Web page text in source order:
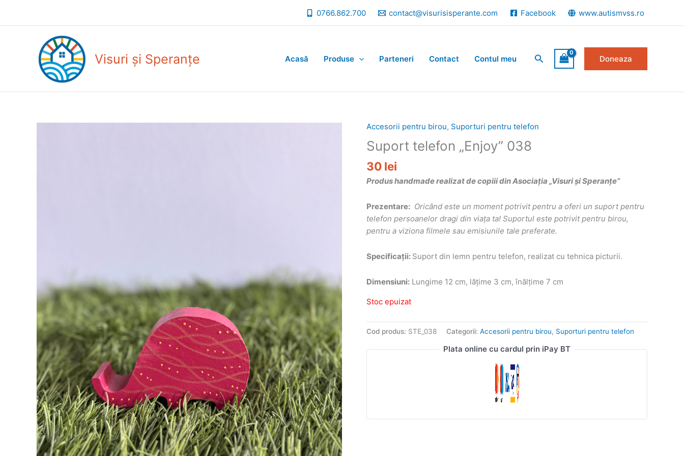
0766.862.700 contact@visurisisperante.com Facebook www.autismvss.ro
Visuri și Speranțe Acasă Produse Parteneri Contact Contul meu Search Doneaza
Accesorii pentru birou, Suporturi pentru telefon
Suport telefon „Enjoy” 038
30 lei
Produs handmade realizat de copiii din Asociația „Visuri și Speranțe”
Prezentare: Oricând este un moment potrivit pentru a oferi un suport pentru
telefon persoanelor dragi din viața ta! Suportul este potrivit pentru birou,
pentru a viziona filmele sau emisiunile tale preferate.
Specificații: Suport din lemn pentru telefon, realizat cu tehnica picturii.
Dimensiuni: Lungime 12 cm, lățime 3 cm, înălțime 7 cm
Stoc epuizat
Cod produs: STE_038 Categorii: Accesorii pentru birou, Suporturi pentru telefon
Plata online cu cardul prin iPay BT